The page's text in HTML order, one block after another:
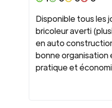
Disponible tous les
bricoleur averti
en auto
bonne organisation
pratique et